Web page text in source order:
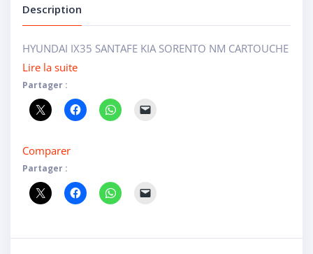
Description
HYUNDAI IX35 SANTAFE KIA SORENTO NM CARTOUCHE
Lire la suite
Partager :
Comparer
Partager :